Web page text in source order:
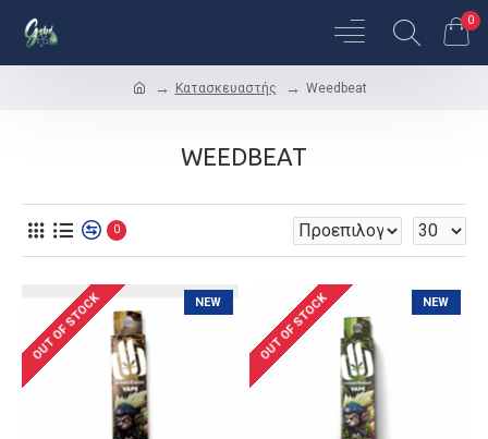
0
Κατασκευαστής Weedbeat
WEEDBEAT
0
NEW
OUT OF STOCK NEW
OUT OF STOCK